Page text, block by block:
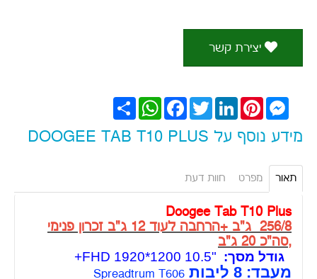
יצירת קשר
שתף
WhatsAppFacebook TwitterLinkedInPinterest
Messenger
מידע נוסף על DOOGEE TAB T10 PLUS
תאור מפרט חוות דעת
Doogee Tab T10 Plus
256/8 ג"ב +הרחבה לעוד 12 ג"ב זכרון פנימי
,סה"כ 20 ג"ב
גודל מסך: 10.5"
מעבד: 8 ליבות
Spreadtrum T606